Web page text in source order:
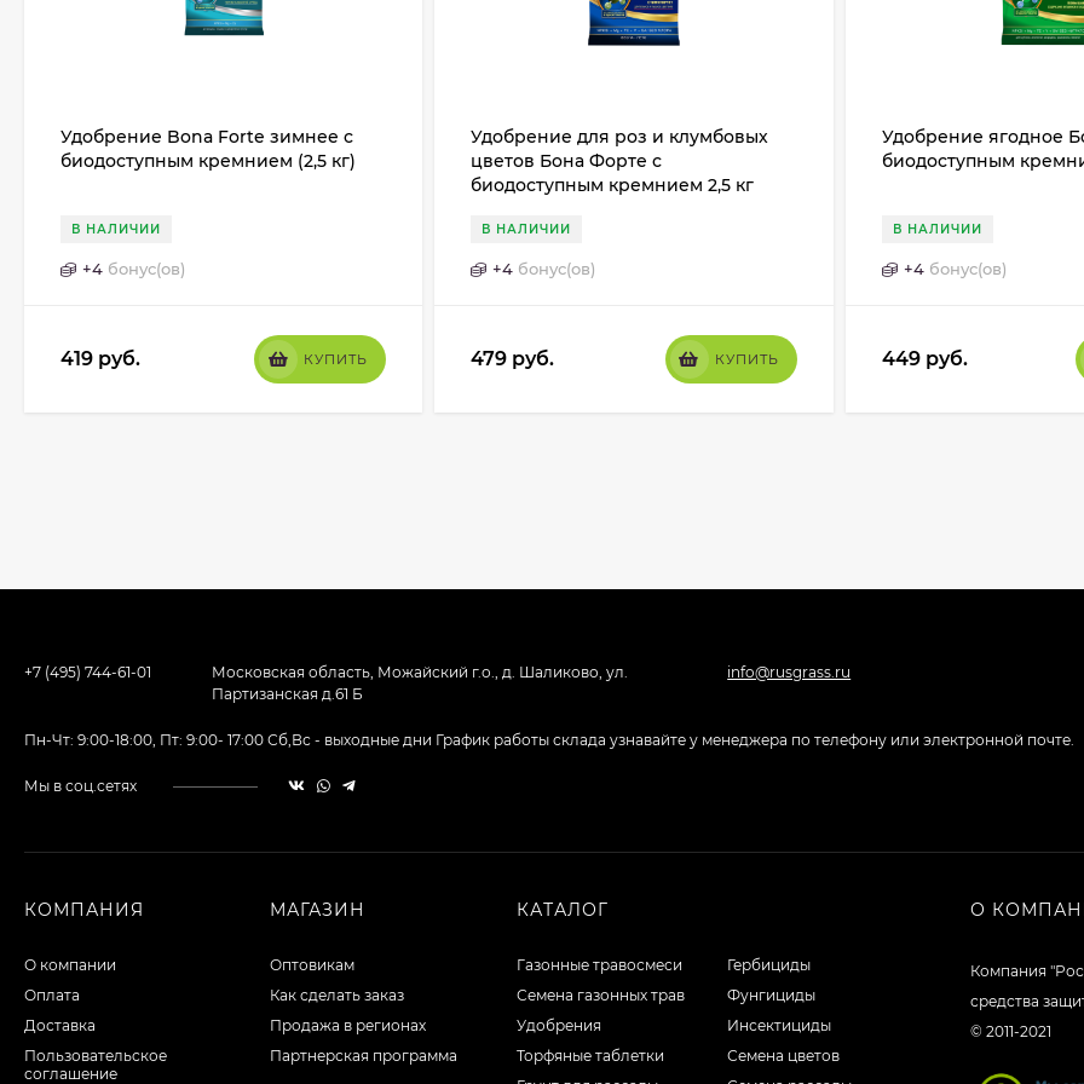
Удобрение Bona Forte зимнее с
биодоступным кремнием (2,5 кг)
В НАЛИЧИИ
+4 бонус(ов)
419 руб. КУПИТЬ
Удобрение для роз и клумбовых
цветов Бона Форте с
биодоступным кремнием 2,5 кг
В НАЛИЧИИ
+4 бонус(ов)
479 руб. КУПИТЬ
Удобрение ягодное
биодоступным
В НАЛИЧИИ
+4 бонус(ов)
449 руб.
+7 (495) 744-61-01
Московская область, Можайский г.о., д. Шаликово, ул.
Партизанская д.61 Б
info@rusgrass.ru
Пн-Чт: 9:00-18:00, Пт: 9:00- 17:00 Сб,Вс - выходные дни График работы склада узнавайте у менеджера по телефону или электронной почте.
Мы в соц.сетях
КОМПАНИЯ
О компании
Оплата
Доставка
Пользовательское
соглашение
МАГАЗИН
Оптовикам
Как сделать заказ
Продажа в регионах
Партнерская программа
КАТАЛОГ
Газонные травосмеси
Семена газонных трав
Удобрения
Торфяные таблетки
Гербициды
Фунгициды
Инсектициды
Семена цветов
О
Компания
средства
© 2011-2021